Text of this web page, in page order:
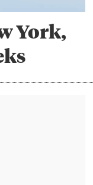
York,